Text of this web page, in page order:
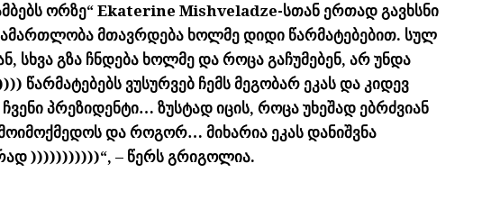
ორზე“ Ekaterine Mishveladze-სთან ერთად გავხსნი
მთავრდება ხოლმე დიდი წარმატებებით. სულ
სხვა გზა ჩნდება ხოლმე და როცა გაჩუმებენ, არ უნდა
წარმატებებს ვუსურვებ ჩემს მეგობარ ეკას და კიდევ
პრეზიდენტი… ზუსტად იცის, როცა უხეშად ებრძვიან
და როგორ… მიხარია ეკას დანიშვნა
)))))))))))“, – წერს გრიგოლია.